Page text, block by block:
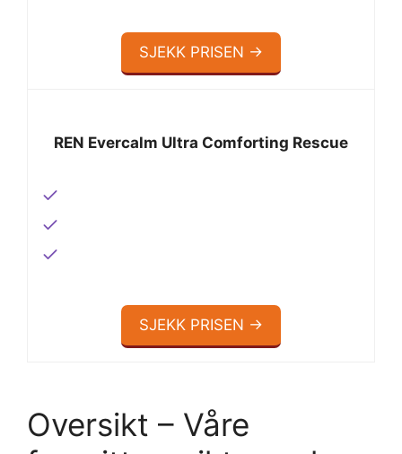
SJEKK PRISEN →
REN Evercalm Ultra Comforting Rescue
SJEKK PRISEN →
Oversikt – Våre